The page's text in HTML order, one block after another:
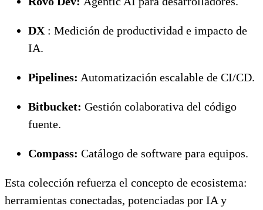
DX : Medición de productividad e impacto de
IA.
Pipelines: Automatización escalable de CI/CD.
Bitbucket: Gestión colaborativa del código
fuente.
Compass: Catálogo de software para equipos.
Esta colección refuerza el concepto de ecosistema:
herramientas conectadas, potenciadas por IA y